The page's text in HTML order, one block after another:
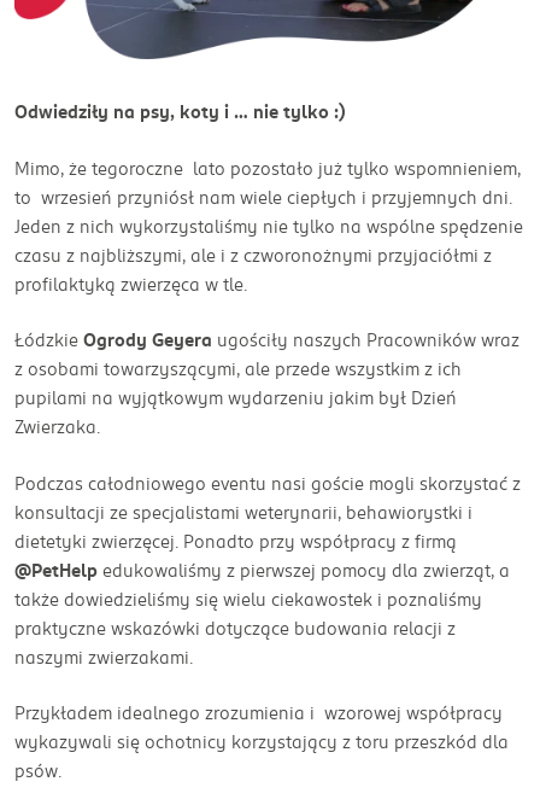
Odwiedziły na psy, koty i … nie tylko :)
Mimo, że tegoroczne lato pozostało już tylko wspomnieniem,
to wrzesień przyniósł nam wiele ciepłych i przyjemnych dni.
Jeden z nich wykorzystaliśmy nie tylko na wspólne spędzenie
czasu z najbliższymi, ale i z czworonożnymi przyjaciółmi z
profilaktyką zwierzęca w tle.
Łódzkie Ogrody Geyera ugościły naszych Pracowników wraz
z osobami towarzyszącymi, ale przede wszystkim z ich
pupilami na wyjątkowym wydarzeniu jakim był Dzień
Zwierzaka.
Podczas całodniowego eventu nasi goście mogli skorzystać z
konsultacji ze specjalistami weterynarii, behawiorystki i
dietetyki zwierzęcej. Ponadto przy współpracy z firmą
@PetHelp edukowaliśmy z pierwszej pomocy dla zwierząt, a
także dowiedzieliśmy się wielu ciekawostek i poznaliśmy
praktyczne wskazówki dotyczące budowania relacji z
naszymi zwierzakami.
Przykładem idealnego zrozumienia i wzorowej współpracy
wykazywali się ochotnicy korzystający z toru przeszkód dla
psów.